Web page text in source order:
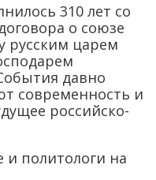
310 лет со
о союзе
русским царем
давно
современность и
российско-
политологи на